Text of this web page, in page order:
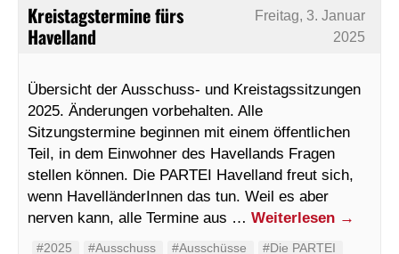
Kreistagstermine fürs
Havelland
Freitag, 3. Januar
2025
Übersicht der Ausschuss- und Kreistagssitzungen
2025. Änderungen vorbehalten. Alle
Sitzungstermine beginnen mit einem öffentlichen
Teil, in dem Einwohner des Havellands Fragen
stellen können. Die PARTEI Havelland freut sich,
wenn HavelländerInnen das tun. Weil es aber
nerven kann, alle Termine aus … Weiterlesen →
#2025 #Ausschuss #Ausschüsse
#Die PARTEI